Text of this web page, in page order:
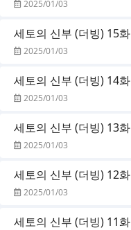
2025/01/03
세토의 신부 (더빙) 15화
2025/01/03
세토의 신부 (더빙) 14화
2025/01/03
세토의 신부 (더빙) 13화
2025/01/03
세토의 신부 (더빙) 12화
2025/01/03
세토의 신부 (더빙) 11화